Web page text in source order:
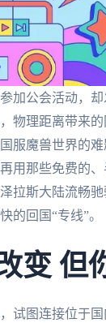
加公会活动，
物理距离带来
服魔兽世界的
用那些免费的
拉斯大陆流畅
的回国“专线”。
变 但
试图连接位于